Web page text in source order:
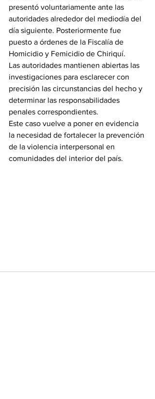
presentó voluntariamente ante las
autoridades alrededor del mediodía del
día siguiente. Posteriormente fue
puesto a órdenes de la Fiscalía de
Homicidio y Femicidio de Chiriquí.
Las autoridades mantienen abiertas las
investigaciones para esclarecer con
precisión las circunstancias del hecho y
determinar las responsabilidades
penales correspondientes.
Este caso vuelve a poner en evidencia
la necesidad de fortalecer la prevención
de la violencia interpersonal en
comunidades del interior del país.